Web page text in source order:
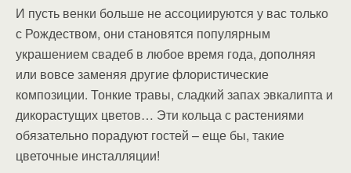
И пусть венки больше не ассоциируются у вас только
с Рождеством, они становятся популярным
украшением свадеб в любое время года, дополняя
или вовсе заменяя другие флористические
композиции. Тонкие травы, сладкий запах эвкалипта и
дикорастущих цветов… Эти кольца с растениями
обязательно порадуют гостей – еще бы, такие
цветочные инсталляции!